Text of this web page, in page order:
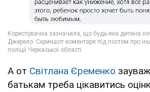
А от Світлана Єременко
батькам треба цікавитись